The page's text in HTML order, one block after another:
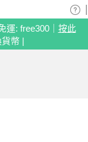
運: free300｜ 按此
幣 |